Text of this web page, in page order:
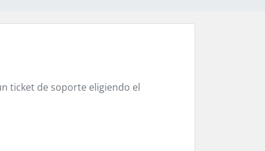
ticket de soporte eligiendo el